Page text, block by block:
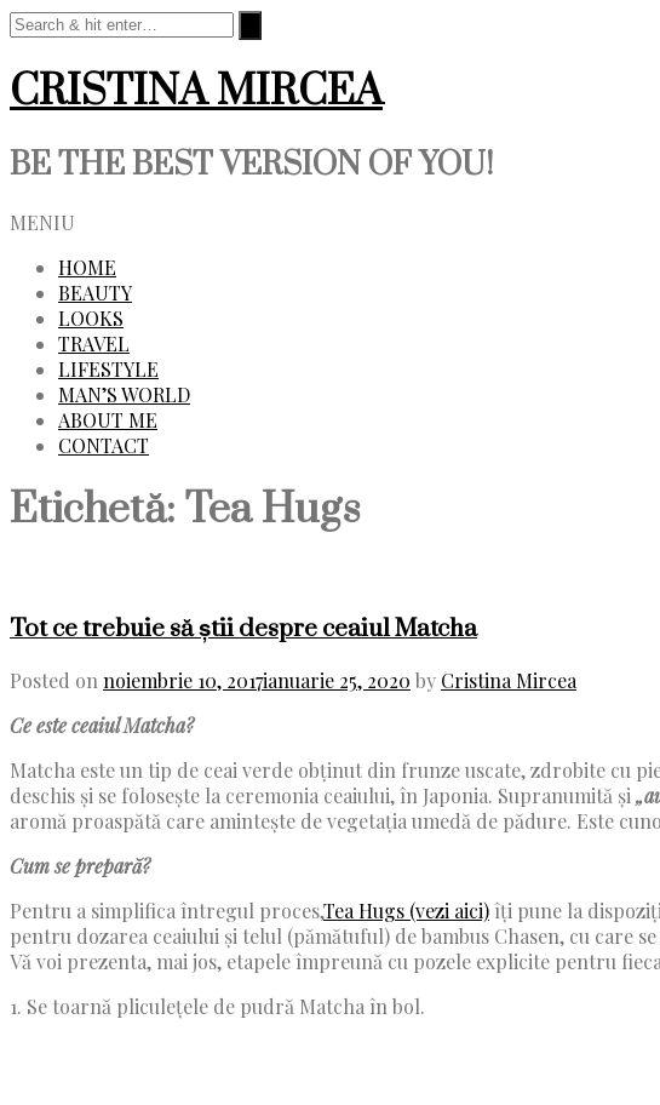
CRISTINA MIRCEA
BE THE BEST VERSION OF YOU!
MENIU
HOME
BEAUTY
LOOKS
TRAVEL
LIFESTYLE
MAN’S WORLD
ABOUT ME
CONTACT
Etichetă: Tea Hugs
Tot ce trebuie să știi despre ceaiul Matcha
Posted on noiembrie 10, 2017ianuarie 25, 2020 by Cristina Mircea
Ce este ceaiul Matcha?
Matcha este un tip de ceai verde obținut din frunze uscate, zdrobite cu
deschis și se folosește la ceremonia ceaiului, în Japonia. Supranumită și
aromă proaspătă care amintește de vegetația umedă de pădure. Este
Cum se prepară?
Pentru a simplifica întregul proces,Tea Hugs (vezi aici)îți pune la
pentru dozarea ceaiului și telul (pămătuful) de bambus Chasen, cu care
Vă voi prezenta, mai jos, etapele împreună cu pozele explicite pentru
1. Se toarnă pliculețele de pudră Matcha în bol.